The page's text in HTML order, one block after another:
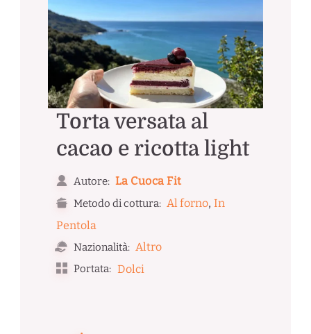
Torta versata al
cacao e ricotta light
Autore: La Cuoca Fit
Metodo di cottura: Al forno, In
Pentola
Nazionalità: Altro
Portata: Dolci